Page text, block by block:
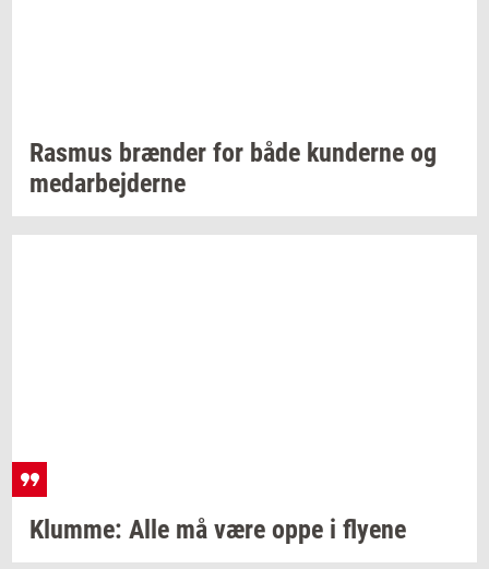
Ras­mus bræn­der for både kun­der­ne og
me­d­ar­bej­der­ne
Klum­me: Alle må være oppe i fly­e­ne